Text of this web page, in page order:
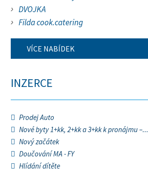
DVOJKA
Filda cook.catering
VÍCE NABÍDEK
INZERCE
Prodej Auto
Nové byty 1+kk, 2+kk a 3+kk k pronájmu –...
Nový začátek
Doučování MA - FY
Hlídání dítěte